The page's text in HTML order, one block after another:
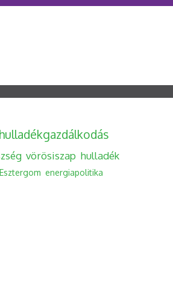
hulladékgazdálkodás
vörösiszap hulladék
Esztergom energiapolitika